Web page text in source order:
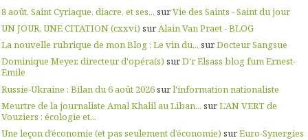
8 août. Saint Cyriaque, diacre, et ses... surVie des Saints - Saint du jour
UN JOUR, UNE CITATION (cxxvi) surAlain Van Praet - BLOG
La nouvelle rubrique de mon Blog : Le vin du... surDocteur Sangsue
Dominique Meyer, directeur d'opéra(s) surD'r Elsass blog fum Ernest-
Emile
Russie-Ukraine : Bilan du 6 août 2026surl'information nationaliste
Meurtre de la journaliste Amal Khalil au Liban... surL'AN VERT de
Vouziers : écologie et...
Une leçon d’économie (et pas seulement d’économie) surEuro-Synergies